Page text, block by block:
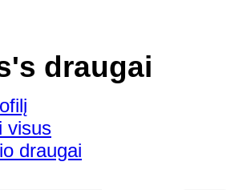
draugai
visus
draugai